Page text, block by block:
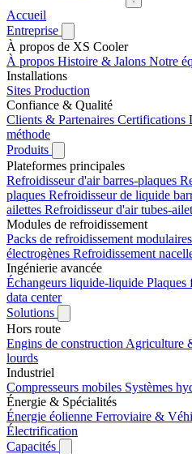
Accueil
Entreprise
À propos de XS Cooler
À propos Histoire & Jalons Notre
Installations
Sites Production
Confiance & Qualité
Clients & Partenaires Certifications
méthode
Produits
Plateformes principales
Refroidisseur d'air barres-plaques
plaques Refroidisseur de liquide
ailettes Refroidisseur d'air tubes-
Modules de refroidissement
Packs de refroidissement modulaires
électrogènes Refroidissement
Ingénierie avancée
Échangeurs liquide-liquide Plaques
data center
Solutions
Hors route
Engins de construction Agriculture
lourds
Industriel
Compresseurs mobiles Systèmes
Énergie & Spécialités
Énergie éolienne Ferroviaire &
Électrification
Capacités